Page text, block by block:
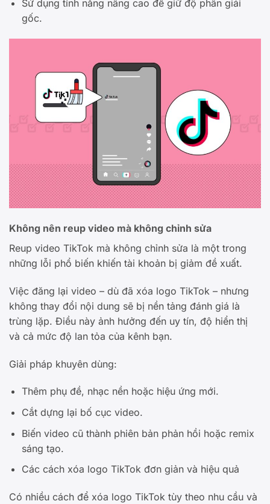
Sử dụng tính năng nâng cao để giữ độ phân giải
gốc.
Không nên reup video mà không chỉnh sửa
Reup video TikTok mà không chỉnh sửa là một trong
những lỗi phổ biến khiến tài khoản bị giảm đề xuất.
Việc đăng lại video – dù đã xóa logo TikTok – nhưng
không thay đổi nội dung sẽ bị nền tảng đánh giá là
trùng lặp. Điều này ảnh hưởng đến uy tín, độ hiển thị
và cả mức độ lan tỏa của kênh bạn.
Giải pháp khuyên dùng:
Thêm phụ đề, nhạc nền hoặc hiệu ứng mới.
Cắt dựng lại bố cục video.
Biến video cũ thành phiên bản phản hồi hoặc remix
sáng tạo.
Các cách xóa logo TikTok đơn giản và hiệu quả
Có nhiều cách để xóa logo TikTok tùy theo nhu cầu và